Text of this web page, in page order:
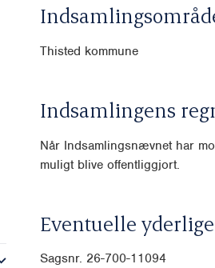
Thisted kommune
Indsamlingens
Når Indsamlingsnævnet har
muligt blive offentliggjort.
Eventuelle
Sagsnr. 26-700-11094